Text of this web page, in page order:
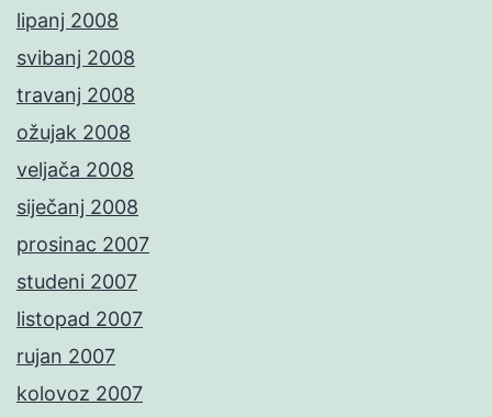
lipanj 2008
svibanj 2008
travanj 2008
ožujak 2008
veljača 2008
siječanj 2008
prosinac 2007
studeni 2007
listopad 2007
rujan 2007
kolovoz 2007